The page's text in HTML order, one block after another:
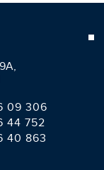
09 306
44 752
40 863